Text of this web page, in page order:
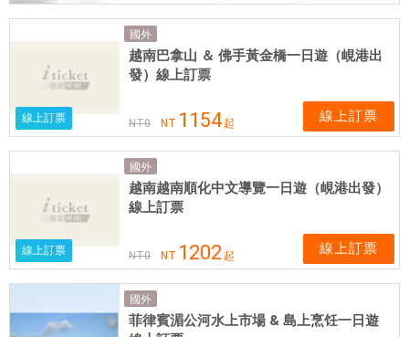
線上訂票
國外
越南巴拿山 ＆ 佛手黃金橋一日遊（峴港出
發）線上訂票
NT0 NT 1154 起 線上訂票
線上訂票
國外
越南越南順化中文導覽一日遊（峴港出發）
線上訂票
NT0 NT 1202 起 線上訂票
國外
菲律賓湄公河水上市場 & 島上烹饪一日遊